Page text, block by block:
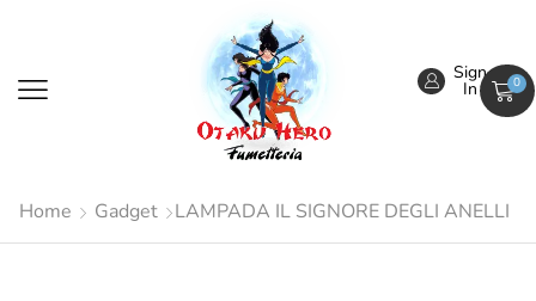
Sign
In 0
Home Gadget LAMPADA IL SIGNORE DEGLI ANELLI